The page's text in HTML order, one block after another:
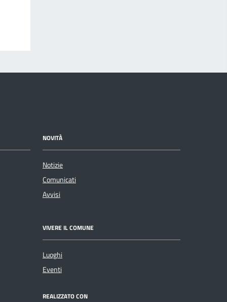
NOVITÀ
Notizie
Comunicati
Avvisi
VIVERE IL COMUNE
Luoghi
Eventi
REALIZZATO CON